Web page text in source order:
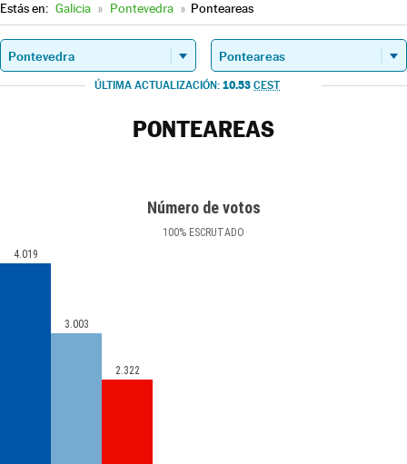
Estás en: Galicia » Pontevedra » Ponteareas
ÚLTIMA ACTUALIZACIÓN: 10.53 CEST
PONTEAREAS
Número de votos
100% ESCRUTADO
4.019
3.003
2.322